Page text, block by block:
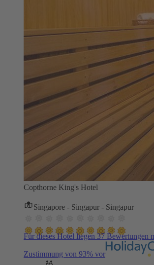
Copthorne King's Hotel
Singapore - Singapur - Singapur
Für dieses Hotel liegen 37 Bewertungen
Zustimmung von 93% vor